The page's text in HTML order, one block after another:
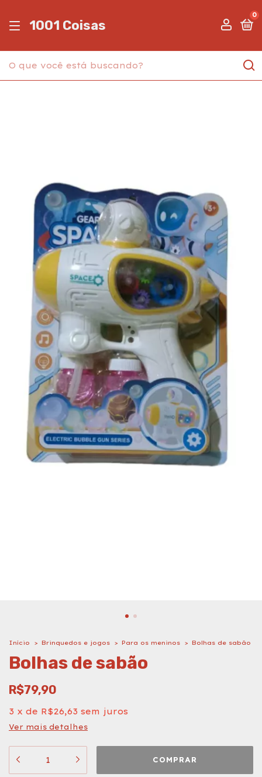
1001 Coisas
0
Início > Brinquedos e jogos > Para os meninos > Bolhas de sabão
Bolhas de sabão
R$79,90
3 x de R$26,63 sem juros
Ver mais detalhes